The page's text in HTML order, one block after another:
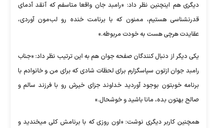
دیگری هم اینچنین نظر داد: «رامبد جان واقعا متاسفم که آنقد آدمای
قدرنشناسی هستیم، ممنون که با برنامت خنده رو لب‌مون آوردی،
عقایدت هرچی هست به خودت مربوطه.»
یکی دیگر از دنبال کنندگان صفحه جوان هم به این ترتیب نظر داد: «جناب
رامبد جوان ازتون سپاسگزارم برای لحظات شادی که برای من و خانوادم با
برنامه خوبتون بوجود آوردید خداوند جزای خیرش رو با فرزند سالم و
صالح بهتون بده، مانا باشید و خوشحال.»
همچنین کاربر دیگری نوشت: «اون روزی که با برنامش کلی میخندید و